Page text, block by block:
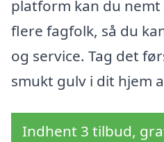
platform kan du
flere fagfolk, så du
og service. Tag det
smukt gulv i dit hjem
Indhent 3 tilbud,